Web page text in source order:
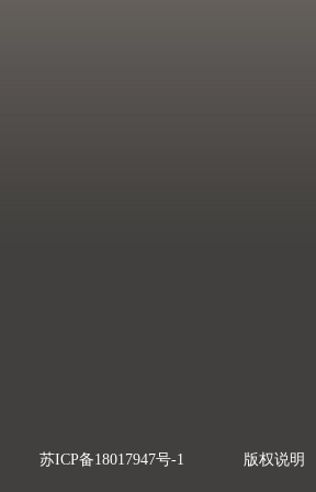
苏ICP备18017947号-1 版权说明